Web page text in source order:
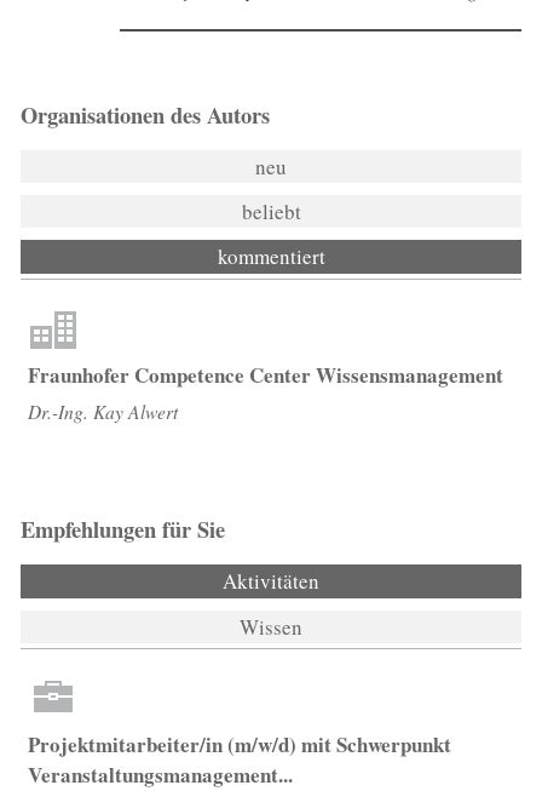
Organisationen des Autors
neu
beliebt
kommentiert
Fraunhofer Competence Center Wissensmanagement
Dr.-Ing. Kay Alwert
Empfehlungen für Sie
Aktivitäten
Wissen
Projektmitarbeiter/in (m/w/d) mit Schwerpunkt
Veranstaltungsmanagement...